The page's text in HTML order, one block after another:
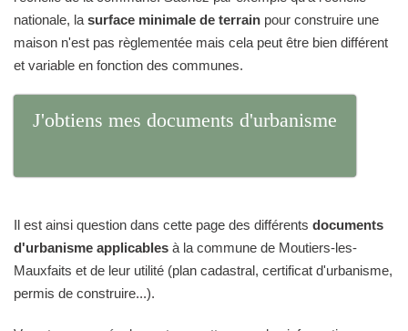
nationale, la surface minimale de terrain pour construire une
maison n'est pas règlementée mais cela peut être bien différent
et variable en fonction des communes.
J'obtiens mes documents d'urbanisme
Il est ainsi question dans cette page des différents documents
d'urbanisme applicables à la commune de Moutiers-les-
Mauxfaits et de leur utilité (plan cadastral, certificat d'urbanisme,
permis de construire...).